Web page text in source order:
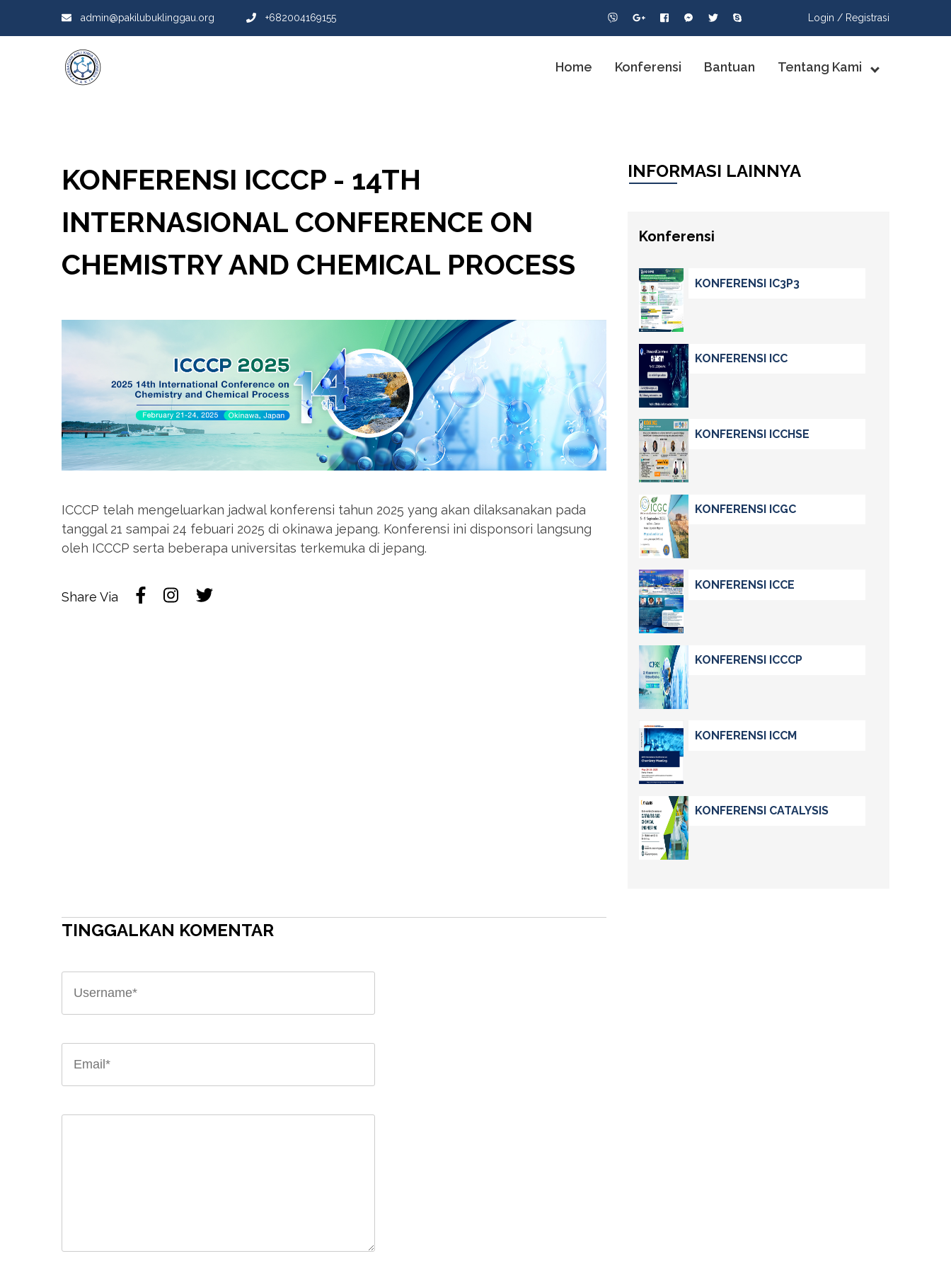
admin@pakilubuklinggau.org +682004169155 Login / Registrasi
Home Konferensi Bantuan Tentang Kami
KONFERENSI ICCCP - 14TH
INTERNASIONAL CONFERENCE ON
CHEMISTRY AND CHEMICAL PROCESS
ICCCP telah mengeluarkan jadwal konferensi tahun 2025 yang akan dilaksanakan pada
tanggal 21 sampai 24 febuari 2025 di okinawa jepang. Konferensi ini disponsori langsung
oleh ICCCP serta beberapa universitas terkemuka di jepang.
Share Via
INFORMASI LAINNYA
Konferensi
KONFERENSI IC3P3
KONFERENSI ICC
KONFERENSI ICCHSE
KONFERENSI ICGC
KONFERENSI ICCE
KONFERENSI ICCCP
KONFERENSI ICCM
KONFERENSI CATALYSIS
TINGGALKAN KOMENTAR